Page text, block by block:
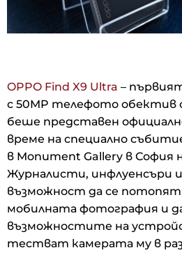
OPPO Find X9 Ultra –
с 50MP телефото обектив
беше представен
време на специално
в Monument Gallery в София
Журналисти, инфлуенсъри
възможност да се потопят
мобилната фотография и
възможностите на
тестват камерата му в